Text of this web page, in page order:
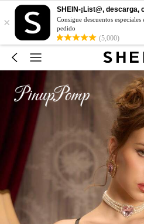
×
SHEIN-¡List@, descarga,
Consigue descuentos
pedido
(5,000)